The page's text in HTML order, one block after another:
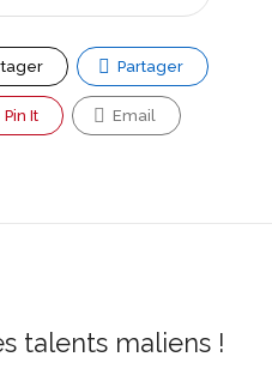
Partager
Pin It Email
talents maliens !